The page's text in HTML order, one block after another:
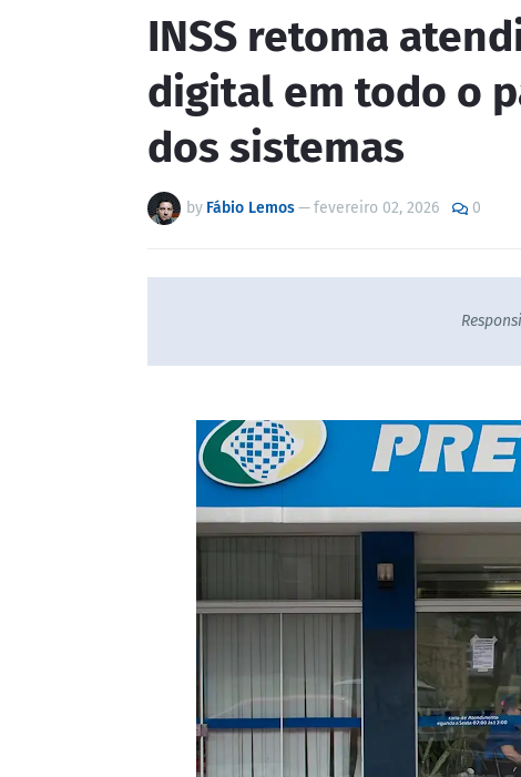
INSS retoma
digital em todo o
dos sistemas
by Fábio Lemos—fevereiro 02, 2026 0